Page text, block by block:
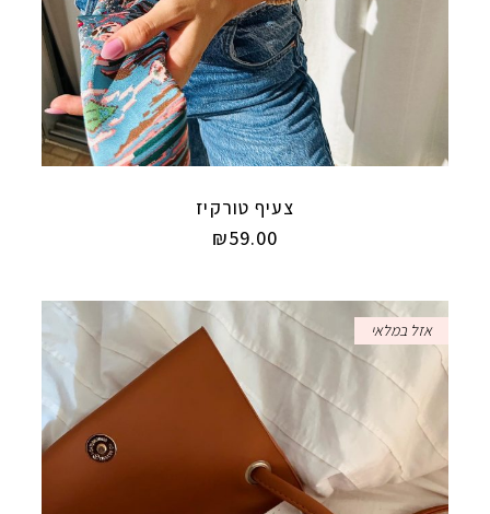
צעיף טורקיז
₪59.00
אזל במלאי